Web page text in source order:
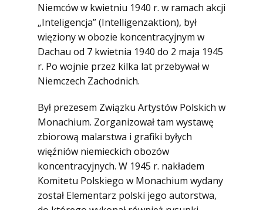
Niemców w kwietniu 1940 r. w ramach akcji
„Inteligencja” (Intelligenzaktion), był
więziony w obozie koncentracyjnym w
Dachau od 7 kwietnia 1940 do 2 maja 1945
r. Po wojnie przez kilka lat przebywał w
Niemczech Zachodnich.
Był prezesem Związku Artystów Polskich w
Monachium. Zorganizował tam wystawę
zbiorową malarstwa i grafiki byłych
więźniów niemieckich obozów
koncentracyjnych. W 1945 r. nakładem
Komitetu Polskiego w Monachium wydany
został Elementarz polski jego autorstwa,